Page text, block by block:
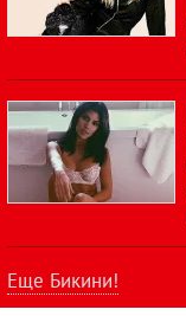
Еще Бикини!